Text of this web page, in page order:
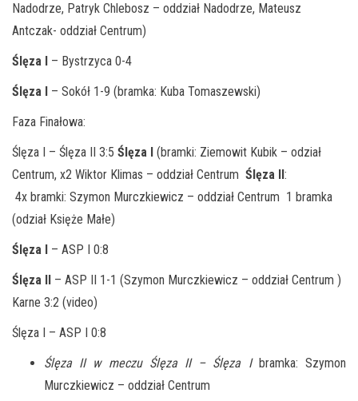
Nadodrze, Patryk Chlebosz – oddział Nadodrze, Mateusz
Antczak- oddział Centrum)
Ślęza I
– Bystrzyca 0-4
Ślęza I
– Sokół 1-9 (bramka: Kuba Tomaszewski)
Faza Finałowa:
Ślęza I – Ślęza II 3:5 Ślęza I
(bramki: Ziemowit Kubik – odział
Centrum, x2 Wiktor Klimas – oddział Centrum Ślęza II :
4x bramki: Szymon Murczkiewicz – oddział Centrum 1 bramka
(odział Księże Małe)
Ślęza I – ASP I 0:8
Ślęza II
– ASP II 1-1 (Szymon Murczkiewicz – oddział Centrum )
Karne 3:2 (video)
Ślęza I – ASP I 0:8
Ślęza II w meczu Ślęza II – Ślęza I bramka: Szymon
Murczkiewicz – oddział Centrum